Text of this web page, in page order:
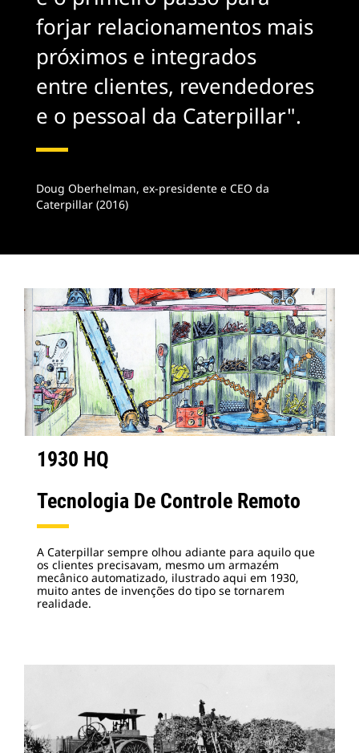
forjar relacionamentos mais
próximos e integrados
entre clientes, revendedores
e o pessoal da Caterpillar".
Doug Oberhelman, ex-presidente e CEO da
Caterpillar (2016)
1930 HQ
Tecnologia De Controle Remoto
A Caterpillar sempre olhou adiante para aquilo que
os clientes precisavam, mesmo um armazém
mecânico automatizado, ilustrado aqui em 1930,
muito antes de invenções do tipo se tornarem
realidade.